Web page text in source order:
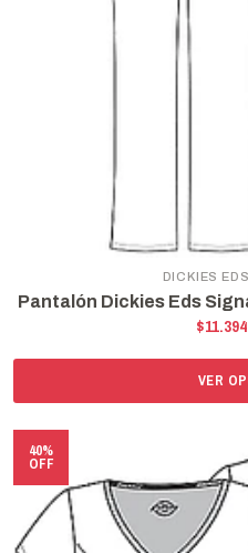
DICKIES
Pantalón Dickies Eds
$11.394
VER
40%
OFF